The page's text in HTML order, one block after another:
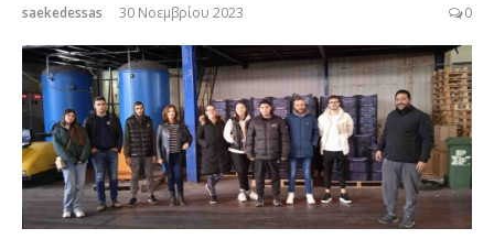
saekedessas 30 Νοεμβρίου 2023 0